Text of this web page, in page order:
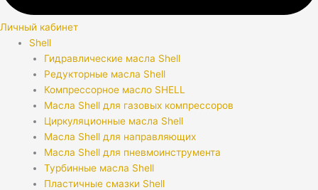
Личный кабинет
Shell
Гидравлические масла Shell
Редукторные масла Shell
Компрессорное масло SHELL
Масла Shell для газовых компрессоров
Циркуляционные масла Shell
Масла Shell для направляющих
Масла Shell для пневмоинструмента
Турбинные масла Shell
Пластичные смазки Shell